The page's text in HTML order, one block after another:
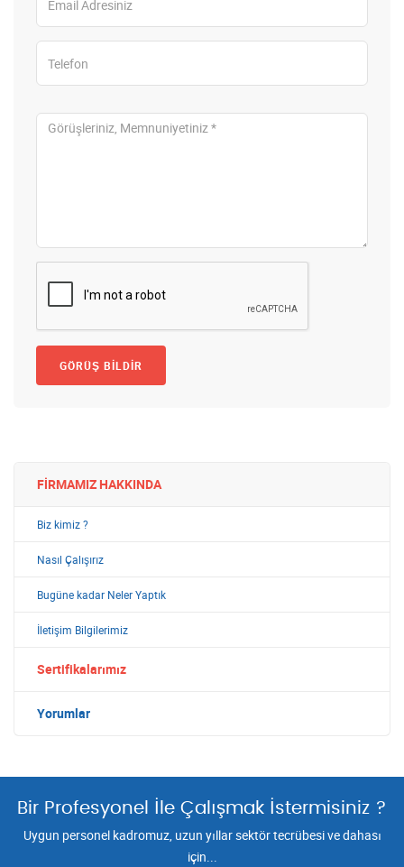
GÖRÜŞ BILDIR
FIRMAMIZ HAKKINDA
Biz kimiz ?
Nasıl Çalışırız
Bugüne kadar Neler Yaptık
İletişim Bilgilerimiz
Sertifikalarımız
Yorumlar
Bir Profesyonel İle Çalışmak İstermisiniz ?
Uygun personel kadromuz, uzun yıllar sektör tecrübesi ve dahası
için...